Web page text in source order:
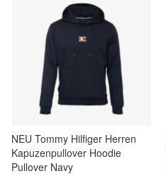
NEU Tommy Hilfiger Herren
Kapuzenpullover Hoodie
Pullover Navy